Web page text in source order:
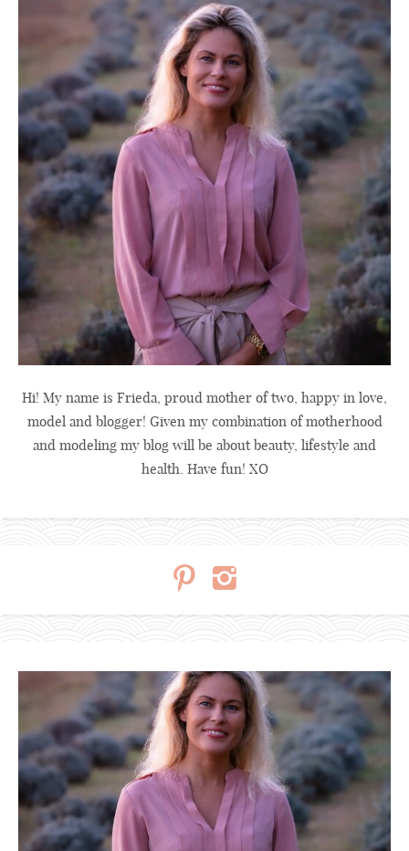
Hi! My name is Frieda, proud mother of two, happy in love,
model and blogger! Given my combination of motherhood
and modeling my blog will be about beauty, lifestyle and
health. Have fun! XO